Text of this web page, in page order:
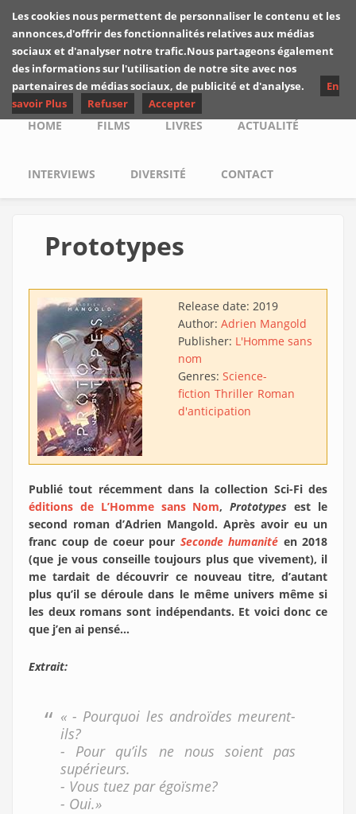
Skip to main content
Les critiques de
Yuyine
Main menu
HOME FILMS LIVRES ACTUALITÉ
INTERVIEWS DIVERSITÉ CONTACT
Prototypes
Release date: 2019
Author: Adrien Mangold
Publisher: L'Homme sans
nom
Genres: Science-
fiction Thriller Roman
d'anticipation
Publié tout récemment dans la collection Sci-Fi des
éditions de L’Homme sans Nom,Prototypes est le
second roman d’Adrien Mangold. Après avoir eu un
franc coup de coeur pour Seconde humanité en 2018
(que je vous conseille toujours plus que vivement), il
me tardait de découvrir ce nouveau titre, d’autant
plus qu’il se déroule dans le même univers même si
les deux romans sont indépendants. Et voici donc ce
que j’en ai pensé…
Extrait:
« - Pourquoi les androïdes meurent-
ils?
- Pour qu’ils ne nous soient pas
supérieurs.
- Vous tuez par égoïsme?
- Oui.»
Les cookies nous permettent de personnaliser le contenu et les
annonces,d'offrir des fonctionnalités relatives aux médias
sociaux et d'analyser notre trafic.Nous partageons également
des informations sur l'utilisation de notre site avec nos
partenaires de médias sociaux, de publicité et d'analyse.
En
savoir Plus
Refuser Accepter